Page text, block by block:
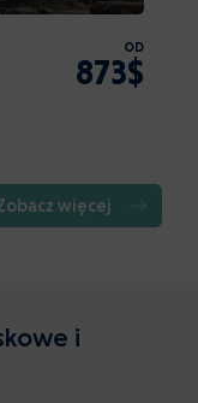
OD
873$
więcej
i